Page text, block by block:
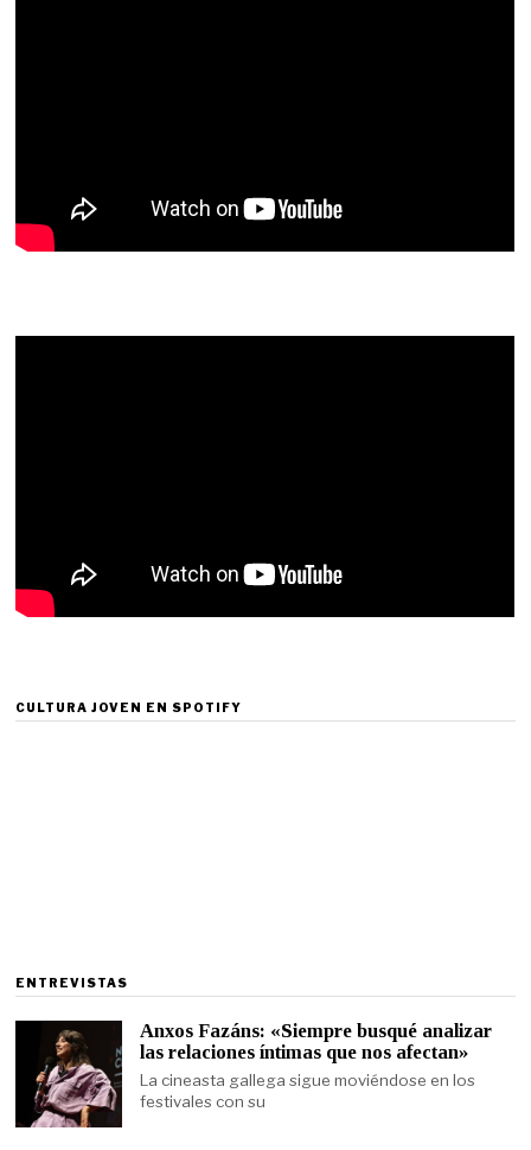
CULTURA JOVEN EN SPOTIFY
ENTREVISTAS
Anxos Fazáns: «Siempre busqué analizar
las relaciones íntimas que nos afectan»
La cineasta gallega sigue moviéndose en los
festivales con su